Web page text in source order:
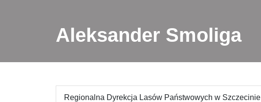
Aleksander Smoliga
Regionalna Dyrekcja Lasów Państwowych w Szczecinie